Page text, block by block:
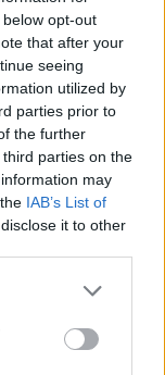
opt-out
that after your
seeing
utilized by
parties prior to
the further
parties on the
may
IAB’s List of
it to other
14. rész
hiszünk a
kérnek?